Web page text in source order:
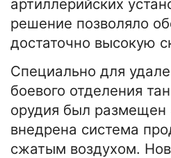
артиллерийских
решение позволяло
достаточно высокую
Специально для
боевого отделения
орудия был размещен
внедрена система
сжатым воздухом.